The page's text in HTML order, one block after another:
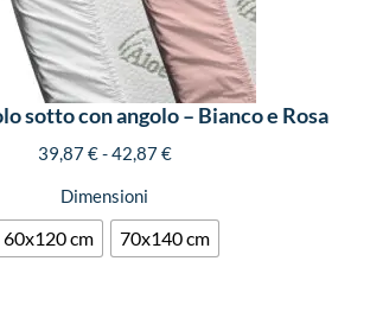
sotto con angolo – Bianco e Rosa
39,87€-42,87€
Dimensioni
60x120 cm 70x140 cm